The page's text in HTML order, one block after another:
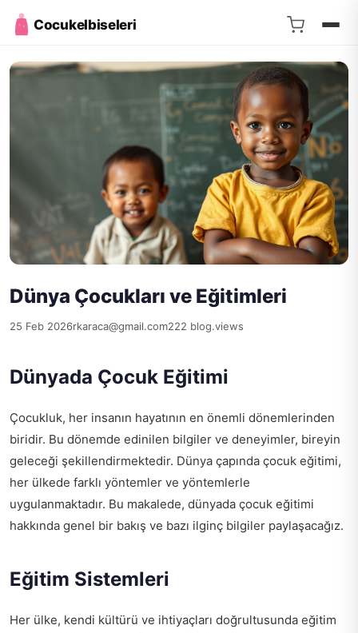
Cocukelbiseleri
Dünya Çocukları ve Eğitimleri
25 Feb 2026rkaraca@gmail.com222 blog.views
Dünyada Çocuk Eğitimi
Çocukluk, her insanın hayatının en önemli dönemlerinden
biridir. Bu dönemde edinilen bilgiler ve deneyimler, bireyin
geleceği şekillendirmektedir. Dünya çapında çocuk eğitimi,
her ülkede farklı yöntemler ve yöntemlerle
uygulanmaktadır. Bu makalede, dünyada çocuk eğitimi
hakkında genel bir bakış ve bazı ilginç bilgiler paylaşacağız.
Eğitim Sistemleri
Her ülke, kendi kültürü ve ihtiyaçları doğrultusunda eğitim